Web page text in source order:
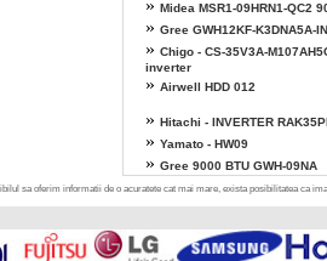
» Midea MSR1-09HRN1-QC2
» Gree GWH12KF-K3DNA5A-
» Chigo - CS-35V3A-
inverter
» Airwell HDD 012
» Hitachi - INVERTER
» Yamato - HW09
» Gree 9000 BTU GWH-09NA
sa oferim informatii de o acuratete cat mai mare, exista posibilitatea ca